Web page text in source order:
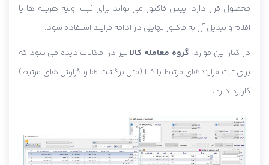
محصول قرار دارد. پیش فاکتور می تواند برای ثبت اولیه هزینه ها یا
اقلام و تبدیل آن به فاکتور نهایی در ادامه فرایند استفاده شود.
در کنار این موارد، گروه معامله کالا نیز در امکانات دیده می شود که
برای ثبت فرایندهای مرتبط با کالا (مثل برگشت ها و گزارش های مرتبط)
کاربرد دارد.